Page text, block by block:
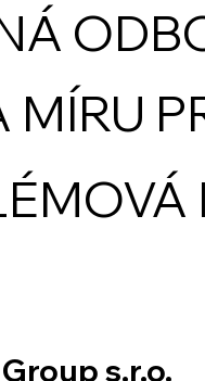
MÍRU
s.r.o.